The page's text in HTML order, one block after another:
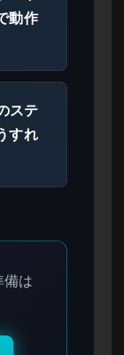
動作
ステ
すれ
備は